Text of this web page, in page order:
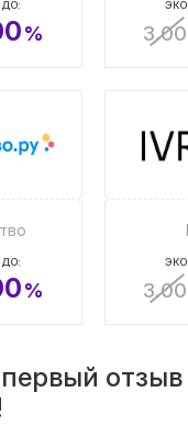
% 3.00
% 3.00
отзыв